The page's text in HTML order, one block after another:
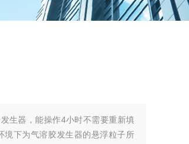
生器，能操作4小时不需要重新填
境下为气溶胶发生器的悬浮粒子所